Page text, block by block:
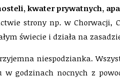
kwater prywatnych,
strony np. w Chorwacji,
świecie i działa na
niespodzianka.
godzinach nocnych z